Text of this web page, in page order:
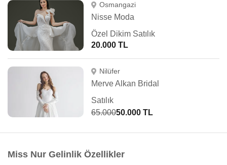
Osmangazi
Nisse Moda
Özel Dikim Satılık
20.000 TL
Nilüfer
Merve Alkan Bridal
Satılık
65.00050.000 TL
Miss Nur Gelinlik Özellikler